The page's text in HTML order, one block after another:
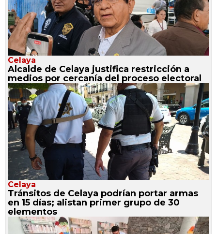
Celaya
Alcalde de Celaya justifica restricción a
medios por cercanía del proceso electoral
Celaya
Tránsitos de Celaya podrían portar armas
en 15 días; alistan primer grupo de 30
elementos